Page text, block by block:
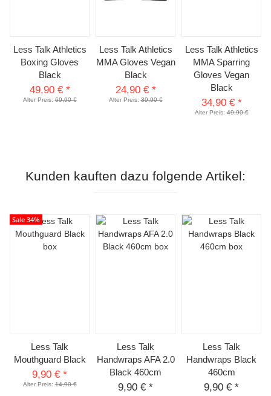
Less Talk Athletics
Boxing Gloves
Black
49,90 € *
Alter Preis:69,90 €
Less Talk Athletics
MMA Gloves Vegan
Black
24,90 € *
Alter Preis:39,90 €
Less Talk Athletics
MMA Sparring
Gloves Vegan
Black
34,90 € *
Alter Preis:49,90 €
Kunden kauften dazu folgende Artikel:
Sale 34%
Less Talk
Mouthguard Black
9,90 € *
Alter Preis:14,90 €
Less Talk
Handwraps AFA 2.0
Black 460cm
9,90 € *
Less Talk
Handwraps Black
460cm
9,90 € *